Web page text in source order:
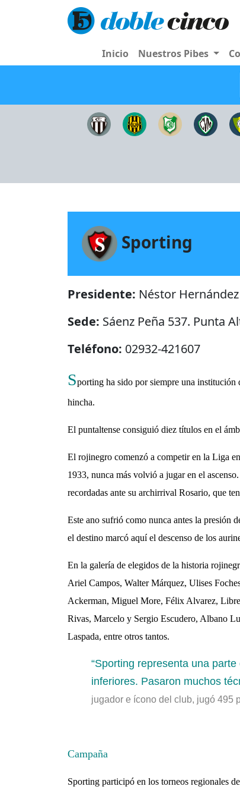
Inicio Nuestros Pibes
Sporting
Presidente: Néstor Hernández
Sede: Sáenz Peña 537. Punta
Teléfono: 02932-421607
Sporting ha sido por siempre una institución
hincha.
El puntaltense consiguió diez títulos en el
El rojinegro comenzó a competir en la Liga
1933, nunca más volvió a jugar en el
recordadas ante su archirrival Rosario, que
Este ano sufrió como nunca antes la presión
el destino marcó aquí el descenso de los
En la galería de elegidos de la historia
Ariel Campos, Walter Márquez, Ulises
Ackerman, Miguel More, Félix Alvarez,
Rivas, Marcelo y Sergio Escudero, Albano
Laspada, entre otros tantos.
“Sporting representa una
inferiores. Pasaron muchos
jugador e ícono del club, jugó 495
Campaña
Sporting participó en los torneos regionales